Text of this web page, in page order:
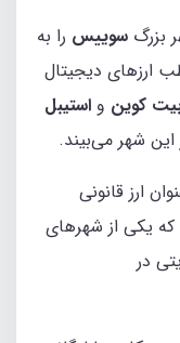
بزرگ سوییس را به
ارزهای دیجیتال
کوین و استیبل
این شهر می‌بیند.
ارز قانونی
که یکی از شهرهای
در